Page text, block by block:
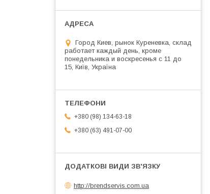
Город Киев, рынок Куреневка, склад
работает каждый день, кроме
понедельника и воскресенья с 11 до
15, Київ, Україна
+380 (98) 134-63-18
+380 (63) 491-07-00
http://brendservis.com.ua